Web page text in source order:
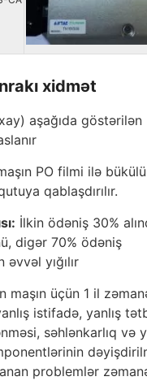
xidmət
aşağıda göstərilən
PO filmi ilə
qablaşdırılır.
İlkin ödəniş 30%
digər 70% ödəniş
yığılır
maşın üçün 1 il
istifadə, yanlış
səhlənkarlıq və
problemlər